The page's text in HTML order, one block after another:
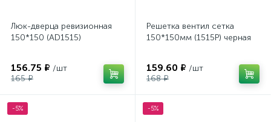
Люк-дверца ревизионная
150*150 (AD1515)
156.75 ₽ /шт
165 ₽
Решетка вентил сетка
150*150мм (1515Р) черная
159.60 ₽ /шт
168 ₽
-5% -5%